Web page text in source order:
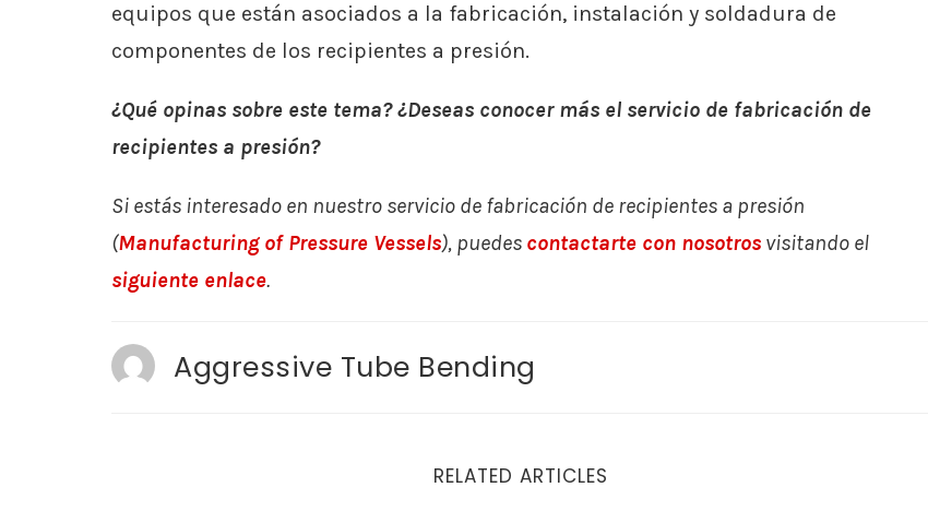
equipos que están asociados a la fabricación, instalación y soldadura de
componentes de los recipientes a presión.
¿Qué opinas sobre este tema? ¿Deseas conocer más el servicio de fabricación de
recipientes a presión?
Si estás interesado en nuestro servicio de fabricación de recipientes a presión
(Manufacturing of Pressure Vessels), puedes contactarte con nosotros visitando el
siguiente enlace.
Aggressive Tube Bending
RELATED ARTICLES